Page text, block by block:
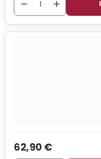
Verkaufspreis
62,90 €